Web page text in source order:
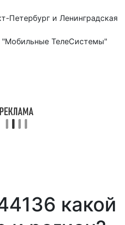
Петербург и Ленинградская
ТелеСистемы"
какой